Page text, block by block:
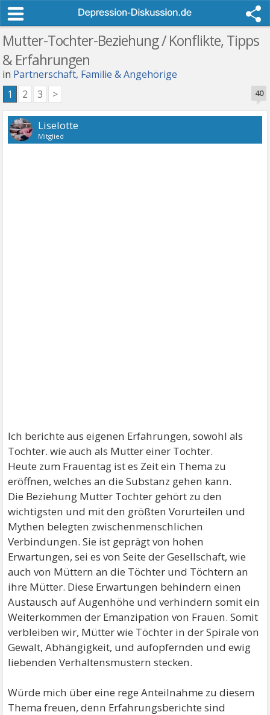
Mutter-Tochter-Beziehung / Konflikte, Tipps
& Erfahrungen
in Partnerschaft, Familie & Angehörige
40
1 2 3 >
Liselotte
Mitglied
Ich berichte aus eigenen Erfahrungen, sowohl als
Tochter. wie auch als Mutter einer Tochter.
Heute zum Frauentag ist es Zeit ein Thema zu
eröffnen, welches an die Substanz gehen kann.
Die Beziehung Mutter Tochter gehört zu den
wichtigsten und mit den größten Vorurteilen und
Mythen belegten zwischenmenschlichen
Verbindungen. Sie ist geprägt von hohen
Erwartungen, sei es von Seite der Gesellschaft, wie
auch von Müttern an die Töchter und Töchtern an
ihre Mütter. Diese Erwartungen behindern einen
Austausch auf Augenhöhe und verhindern somit ein
Weiterkommen der Emanzipation von Frauen. Somit
verbleiben wir, Mütter wie Töchter in der Spirale von
Gewalt, Abhängigkeit, und aufopfernden und ewig
liebenden Verhaltensmustern stecken.
Würde mich über eine rege Anteilnahme zu diesem
Thema freuen, denn Erfahrungsberichte sind